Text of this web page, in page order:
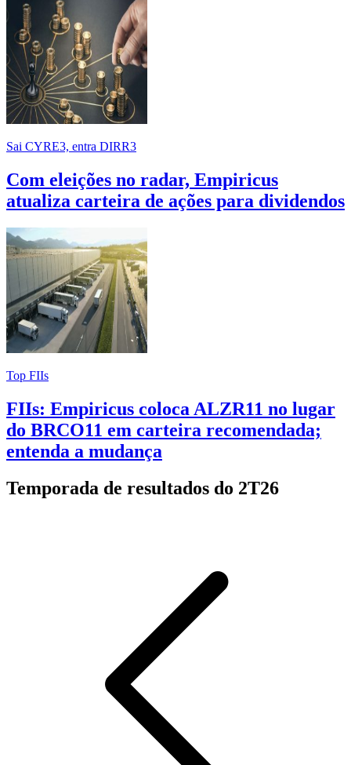
Sai CYRE3, entra DIRR3
Com eleições no radar, Empiricus
atualiza carteira de ações para dividendos
Top FIIs
FIIs: Empiricus coloca ALZR11 no lugar
do BRCO11 em carteira recomendada;
entenda a mudança
Temporada de resultados do 2T26